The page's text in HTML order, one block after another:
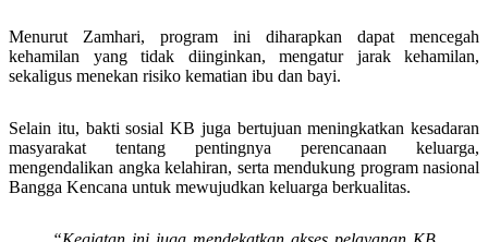
Menurut Zamhari, program ini diharapkan dapat mencegah
kehamilan yang tidak diinginkan, mengatur jarak kehamilan,
sekaligus menekan risiko kematian ibu dan bayi.
Selain itu, bakti sosial KB juga bertujuan meningkatkan kesadaran
masyarakat tentang pentingnya perencanaan keluarga,
mengendalikan angka kelahiran, serta mendukung program nasional
Bangga Kencana untuk mewujudkan keluarga berkualitas.